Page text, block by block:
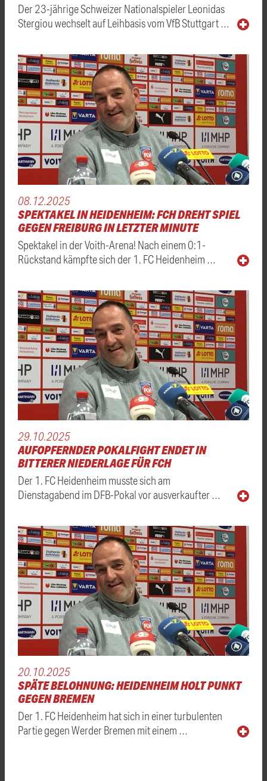
Der 23-jährige Schweizer Nationalspieler Leonidas
Stergiou wechselt auf Leihbasis vom VfB Stuttgart …
08.12.2025
SPEKTAKEL IN HEIDENHEIM: FCH DREHT SPIEL
GEGEN FREIBURG IN LETZTER MINUTE
Spektakel in der Voith-Arena! Nach einem 0:1-
Rückstand kämpfte sich der 1. FC Heidenheim …
29.10.2025
AUFOPFERNDER POKALFIGHT ENDET IN
BITTERER NIEDERLAGE FÜR FCH
Der 1. FC Heidenheim musste sich am
Dienstagabend im DFB-Pokal vor ausverkaufter …
20.10.2025
SPÄTE BELOHNUNG: HEIDENHEIM HOLT PUNKT
GEGEN BREMEN
Der 1. FC Heidenheim hat sich in einer turbulenten
Partie gegen Werder Bremen mit einem …